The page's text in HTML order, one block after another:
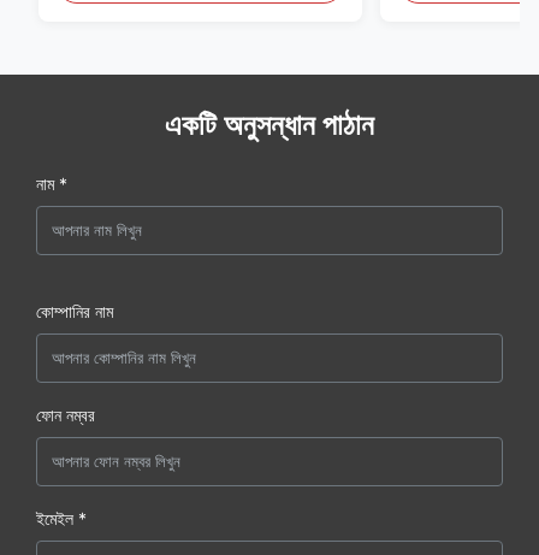
একটি অনুসন্ধান পাঠান
নাম *
কোম্পানির নাম
ফোন নম্বর
ইমেইল *